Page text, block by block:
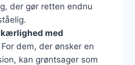
der gør retten endnu
med
dem, der ønsker en
kan grøntsager som